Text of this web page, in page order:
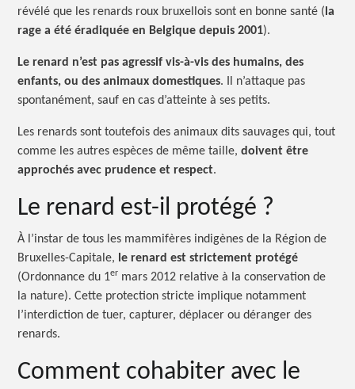
révélé que les renards roux bruxellois sont en bonne santé ( la
rage a été éradiquée en Belgique depuis 2001).
Le renard n’est pas agressif vis-à-vis des humains, des
enfants, ou des animaux domestiques. Il n’attaque pas
spontanément, sauf en cas d’atteinte à ses petits.
Les renards sont toutefois des animaux dits sauvages qui, tout
comme les autres espèces de même taille,doivent être
approchés avec prudence et respect.
Le renard est-il protégé ?
À l’instar de tous les mammifères indigènes de la Région de
Bruxelles-Capitale, le renard est strictement protégé
(Ordonnance du 1er mars 2012 relative à la conservation de
la nature). Cette protection stricte implique notamment
l’interdiction de tuer, capturer, déplacer ou déranger des
renards.
Comment cohabiter avec le